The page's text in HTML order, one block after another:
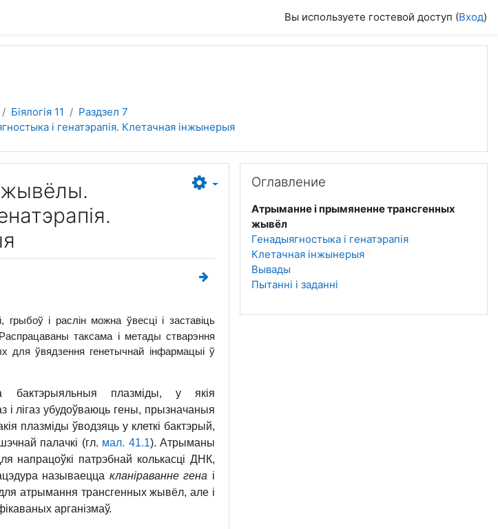
Вы используете гостевой доступ (Вход)
Біялогія 11
Раздзел 7
і генатэрапія. Клетачная інжынерыя
жывёлы.
і раслін можна ўвесці і заставіць
таксама і метады стварэння
для ўвядзення генетычнай інфармацыі ў
бактэрыяльныя плазміды, у якія
і лігаз убудоўваюць гены, прызначаныя
плазміды ўводзяць у клеткі бактэрый,
палачкі (гл. мал. 41.1). Атрыманы
напрацоўкі патрэбнай колькасці ДНК,
называецца кланіраванне гена і
атрымання трансгенных жывёл, але і
арганізмаў.
Оглавление
Атрыманне і прымяненне трансгенных
жывёл
Генадыягностыка і генатэрапія
Клетачная інжынерыя
Вывады
Пытанні і заданні